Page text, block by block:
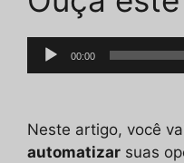
Tocador
de
00:00
Neste artigo, você
automatizar suas